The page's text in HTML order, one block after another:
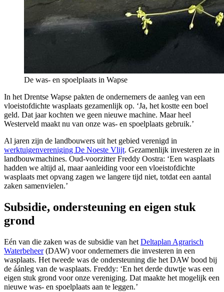
De was- en spoelplaats in Wapse
In het Drentse Wapse pakten de ondernemers de aanleg van een
vloeistofdichte wasplaats gezamenlijk op. ‘Ja, het kostte een boel
geld. Dat jaar kochten we geen nieuwe machine. Maar heel
Westerveld maakt nu van onze was- en spoelplaats gebruik.’
Al jaren zijn de landbouwers uit het gebied verenigd in
werktuigenvereniging De Noeste Vlijt. Gezamenlijk investeren ze in
landbouwmachines. Oud-voorzitter Freddy Oostra: ‘Een wasplaats
hadden we altijd al, maar aanleiding voor een vloeistofdichte
wasplaats met opvang zagen we langere tijd niet, totdat een aantal
zaken samenvielen.’
Subsidie, ondersteuning en eigen stuk
grond
Eén van die zaken was de subsidie van het Deltaplan Agrarisch
Waterbeheer(DAW) voor ondernemers die investeren in een
wasplaats. Het tweede was de ondersteuning die het DAW bood bij
de áánleg van de wasplaats. Freddy: ‘En het derde duwtje was een
eigen stuk grond voor onze vereniging. Dat maakte het mogelijk een
nieuwe was- en spoelplaats aan te leggen.’